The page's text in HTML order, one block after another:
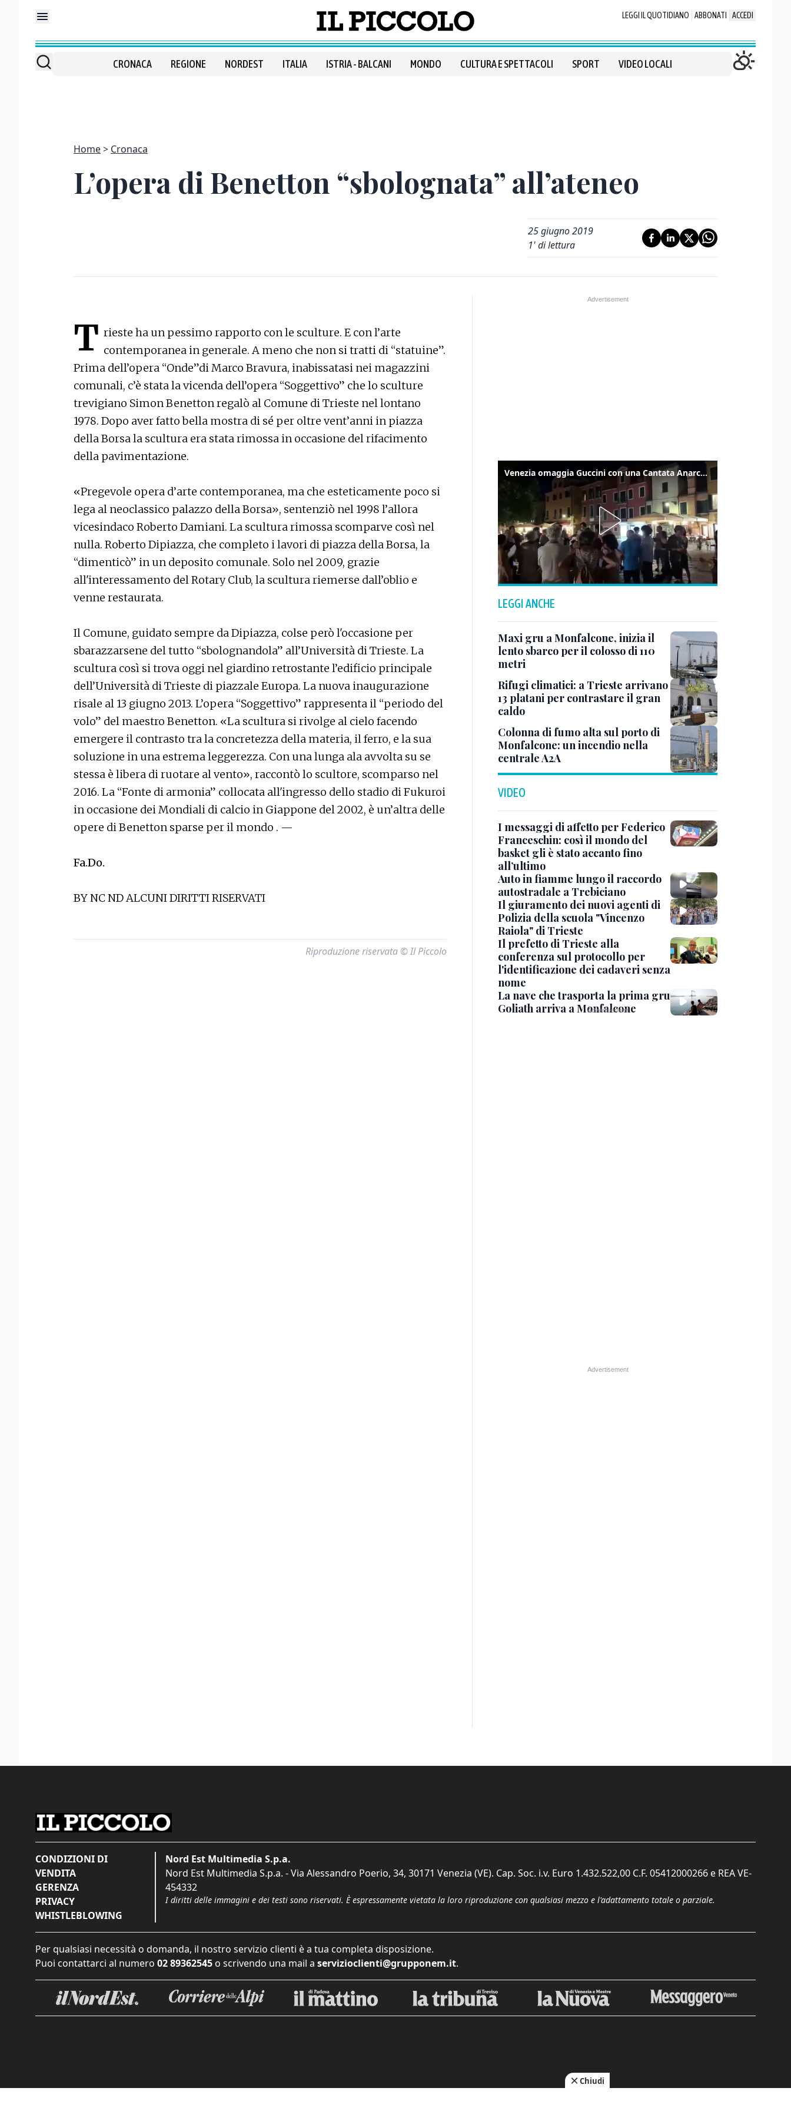
LEGGI IL QUOTIDIANO ABBONATI ACCEDI
CRONACA REGIONE NORDEST ITALIA ISTRIA - BALCANI MONDO CULTURA E SPETTACOLI SPORT VIDEO LOCALI
Home Cronaca
L’opera di Benetton “sbolognata” all’ateneo
25 giugno 2019
1' di lettura
T rieste ha un pessimo rapporto con le sculture. E con l’arte
contemporanea in generale. A meno che non si tratti di “statuine”.
Prima dell’opera “Onde”di Marco Bravura, inabissatasi nei magazzini
comunali, c’è stata la vicenda dell’opera “Soggettivo” che lo sculture
trevigiano Simon Benetton regalò al Comune di Trieste nel lontano
1978. Dopo aver fatto bella mostra di sé per oltre vent’anni in piazza
della Borsa la scultura era stata rimossa in occasione del rifacimento
della pavimentazione.
«Pregevole opera d’arte contemporanea, ma che esteticamente poco si
lega al neoclassico palazzo della Borsa», sentenziò nel 1998 l’allora
vicesindaco Roberto Damiani. La scultura rimossa scomparve così nel
nulla. Roberto Dipiazza, che completo i lavori di piazza della Borsa, la
“dimenticò” in un deposito comunale. Solo nel 2009, grazie
all'interessamento del Rotary Club, la scultura riemerse dall’oblio e
venne restaurata.
Il Comune, guidato sempre da Dipiazza, colse però l'occasione per
sbarazzarsene del tutto “sbolognandola” all’Università di Trieste. La
scultura così si trova oggi nel giardino retrostante l’edificio principale
dell’Università di Trieste di piazzale Europa. La nuova inaugurazione
risale al 13 giugno 2013. L’opera “Soggettivo” rappresenta il “periodo del
volo” del maestro Benetton. «La scultura si rivolge al cielo facendo
emergere il contrasto tra la concretezza della materia, il ferro, e la sua
soluzione in una estrema leggerezza. Con una lunga ala avvolta su se
stessa è libera di ruotare al vento», raccontò lo scultore, scomparso nel
2016. La “Fonte di armonia” collocata all'ingresso dello stadio di Fukuroi
in occasione dei Mondiali di calcio in Giappone del 2002, è un’altra delle
opere di Benetton sparse per il mondo . —
Fa.Do.
BY NC ND ALCUNI DIRITTI RISERVATI
Riproduzione riservata © Il Piccolo
Venezia omaggia Guccini con una Cantata Anarchica in campo Santa Margherita
LEGGI ANCHE
Maxi gru a Monfalcone, inizia il
lento sbarco per il colosso di 110
metri
Rifugi climatici: a Trieste arrivano
13 platani per contrastare il gran
caldo
Colonna di fumo alta sul porto di
Monfalcone: un incendio nella
centrale A2A
VIDEO
I messaggi di affetto per Federico
Franceschin: così il mondo del
basket gli è stato accanto fino
all’ultimo
Auto in fiamme lungo il raccordo
autostradale a Trebiciano
Il giuramento dei nuovi agenti di
Polizia della scuola "Vincenzo
Raiola" di Trieste
Il prefetto di Trieste alla
conferenza sul protocollo per
l'identificazione dei cadaveri senza
nome
La nave che trasporta la prima gru
Goliath arriva a Monfalcone
CONDIZIONI DI
VENDITA
GERENZA
PRIVACY
WHISTLEBLOWING
Nord Est Multimedia S.p.a.
Nord Est Multimedia S.p.a. - Via Alessandro Poerio, 34, 30171 Venezia (VE). Cap. Soc. i.v. Euro 1.432.522,00 C.F. 05412000266 e REA VE-
454332
I diritti delle immagini e dei testi sono riservati. È espressamente vietata la loro riproduzione con qualsiasi mezzo e l'adattamento totale o parziale.
Per qualsiasi necessità o domanda, il nostro servizio clienti è a tua completa disposizione.
Puoi contattarci al numero 02 89362545 o scrivendo una mail a servizioclienti@grupponem.it.
Chiudi